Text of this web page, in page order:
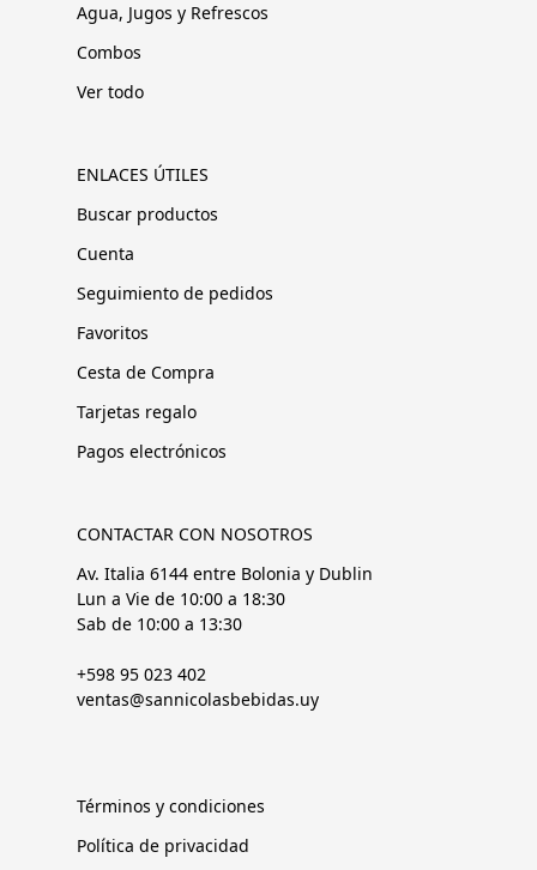
Agua, Jugos y Refrescos
Combos
Ver todo
ENLACES ÚTILES
Buscar productos
Cuenta
Seguimiento de pedidos
Favoritos
Cesta de Compra
Tarjetas regalo
Pagos electrónicos
CONTACTAR CON NOSOTROS
Av. Italia 6144 entre Bolonia y Dublin
Lun a Vie de 10:00 a 18:30
Sab de 10:00 a 13:30
+598 95 023 402
ventas@sannicolasbebidas.uy
Términos y condiciones
Política de privacidad